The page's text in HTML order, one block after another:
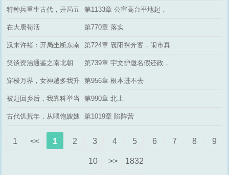
特种兵重生古代，开局五
第1133章 公审高台平地起，
在大唐苟活 第770章 落实
汉末许褚：开局坐断东南 第724章 襄阳裸奔客，闹市真
笑谈资治通鉴之南北朝
第739章 宇文护邀名假还政，
穿梭万界，女神越多我升 第956章 根本进不去
被赶回乡后，我靠科举当
第990章 北上
古代饥荒年，从喂饱嫂嫂
第1019章 陷阵营
1 << 1 2 3 4 5 6 7 8 9
10 >> 1832